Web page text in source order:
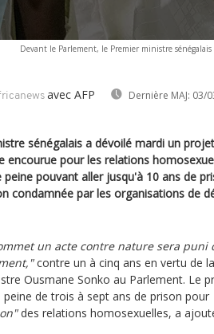
Devant le Parlement, le Premier ministre
avec AFP Dernière MAJ: 03/
sénégalais a dévoilé mardi un
encourue pour les relations
peine pouvant aller jusqu'à 10 ans de
condamnée par les organisations de
un acte contre nature sera puni
contre un à cinq ans en vertu de
Ousmane Sonko au Parlement. Le
de trois à sept ans de prison pour
des relations homosexuelles, a